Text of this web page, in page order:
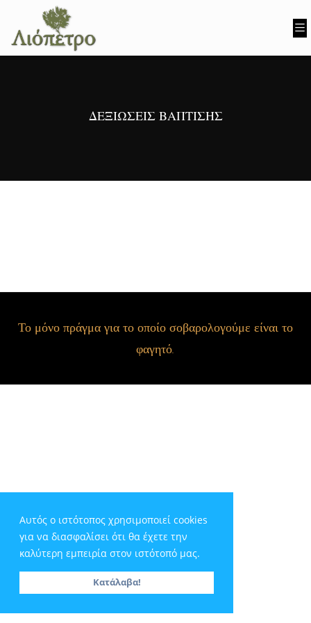
Αυτός ο ιστότοπος χρησιμοποιεί cookies
για να διασφαλίσει ότι θα έχετε την
καλύτερη εμπειρία στον ιστότοπό μας.
Κατάλαβα!
ΔΕΞΙΏΣΕΙΣ ΒΆΠΤΙΣΗΣ
Το μόνο πράγμα για το οποίο σοβαρολογούμε είναι το
φαγητό.